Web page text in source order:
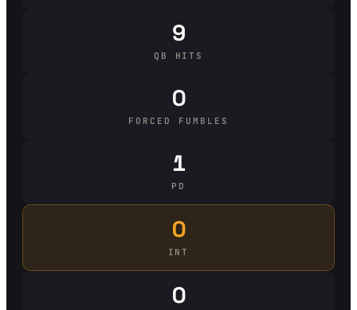
9
QB HITS
0
FORCED FUMBLES
1
PD
0
INT
0